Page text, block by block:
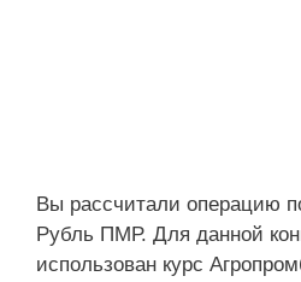
Вы рассчитали операцию
Рубль ПМР. Для данной
использован курс